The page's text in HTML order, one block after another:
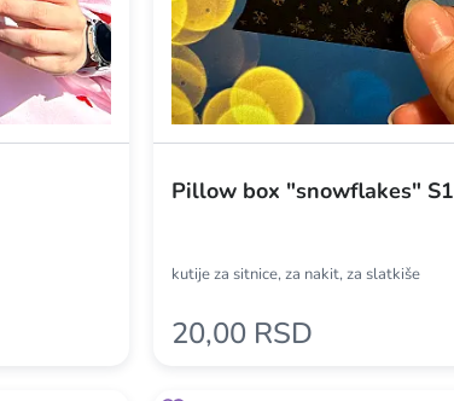
Pillow box "snowflakes" S1
kutije za sitnice, za nakit, za slatkiše
20,00 RSD